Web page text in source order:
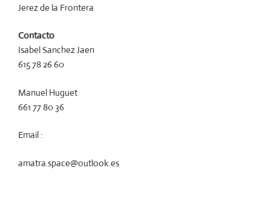
Jerez de la Frontera
Contacto
Isabel Sanchez Jaen
615 78 26 60
Manuel Huguet
661 77 80 36
Email :
amatra.space@outlook.es